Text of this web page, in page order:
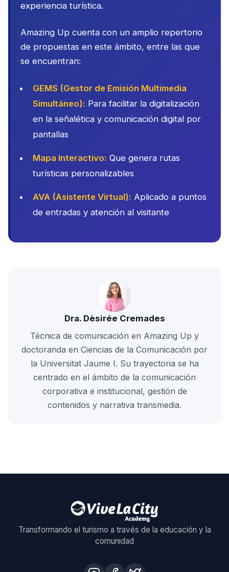
experiencia turística.
Amazing Up cuenta con un amplio repertorio
de propuestas en este ámbito, entre las que
se encuentran:
GEMS (Gestor de Emisión Multimedia
Simultáneo): Para facilitar la digitalización
en la señalética y comunicación digital por
pantallas
Mapa Interactivo: Que genera rutas
turísticas personalizables
AVA (Asistente Virtual): Aplicado a puntos
de entradas y atención al visitante
Dra. Dèsirée Cremades
Técnica de comunicación en Amazing Up y
doctoranda en Ciencias de la Comunicación por
la Universitat Jaume I. Su trayectoria se ha
centrado en el ámbito de la comunicación
corporativa e institucional, gestión de
contenidos y narrativa transmedia.
Transformando el turismo a través de la educación y la
comunidad